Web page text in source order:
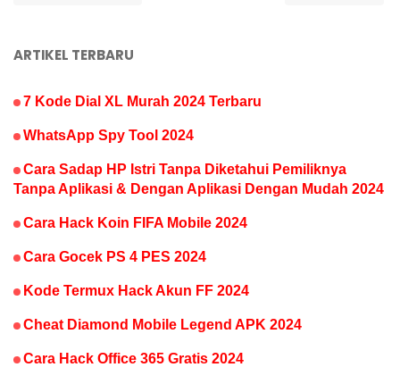
ARTIKEL TERBARU
7 Kode Dial XL Murah 2024 Terbaru
WhatsApp Spy Tool 2024
Cara Sadap HP Istri Tanpa Diketahui Pemiliknya
Tanpa Aplikasi & Dengan Aplikasi Dengan Mudah 2024
Cara Hack Koin FIFA Mobile 2024
Cara Gocek PS 4 PES 2024
Kode Termux Hack Akun FF 2024
Cheat Diamond Mobile Legend APK 2024
Cara Hack Office 365 Gratis 2024